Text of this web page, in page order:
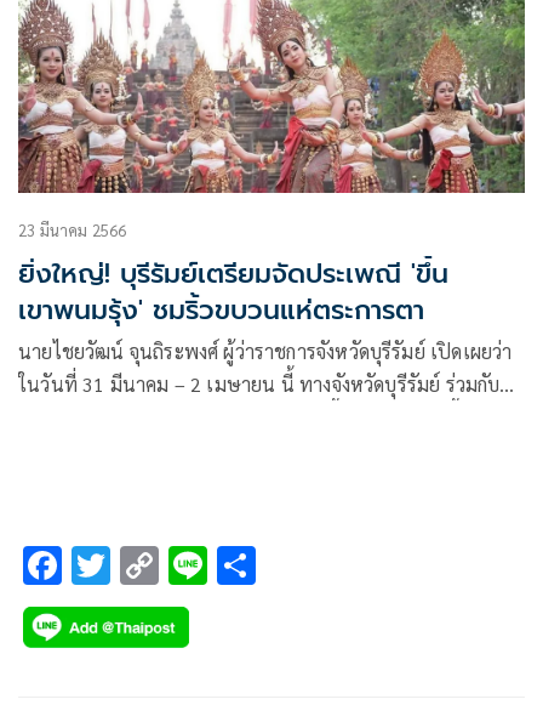
23 มีนาคม 2566
ยิ่งใหญ่! บุรีรัมย์เตรียมจัดประเพณี 'ขึ้น
เขาพนมรุ้ง' ชมริ้วขบวนแห่ตระการตา
นายไชยวัฒน์ จุนถิระพงศ์ ผู้ว่าราชการจังหวัดบุรีรัมย์ เปิดเผยว่า
ในวันที่ 31 มีนาคม – 2 เมษายน นี้ ทางจังหวัดบุรีรัมย์ ร่วมกับ
F
ac
e
T
wi
tt
C
o
p
Li